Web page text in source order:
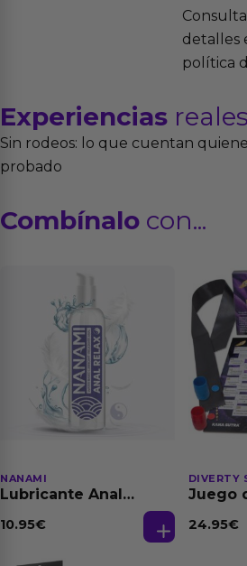
detalles
política
Experiencias reales
Sin rodeos: lo que cuentan
probado
Combínalo con...
NANAMI
Lubricante Anal
Dilatación Base Agua
10.95€
DIVERTY
Juego
24.95€